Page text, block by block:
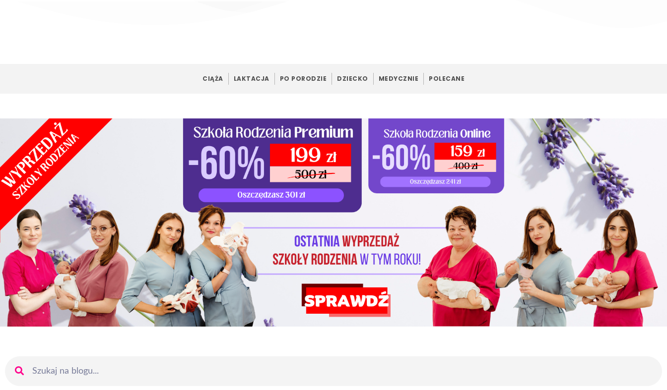
CIĄŻA LAKTACJA PO PORODZIE DZIECKO MEDYCZNIE POLECANE